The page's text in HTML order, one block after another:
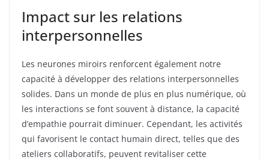
Impact sur les relations
interpersonnelles
Les neurones miroirs renforcent également notre
capacité à développer des relations interpersonnelles
solides. Dans un monde de plus en plus numérique, où
les interactions se font souvent à distance, la capacité
d’empathie pourrait diminuer. Cependant, les activités
qui favorisent le contact humain direct, telles que des
ateliers collaboratifs, peuvent revitaliser cette